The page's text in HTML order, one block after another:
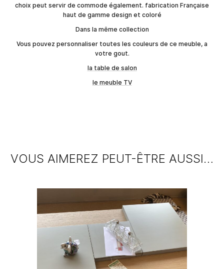
choix peut servir de commode également. fabrication Française
haut de gamme design et coloré
Dans la même collection
Vous pouvez personnaliser toutes les couleurs de ce meuble, a
votre gout.
la table de salon
le meuble TV
VOUS AIMEREZ PEUT-ÊTRE AUSSI…